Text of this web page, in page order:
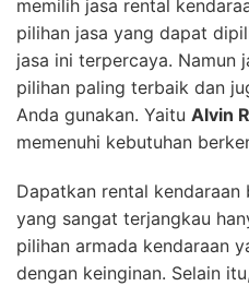
memilih jasa rental
pilihan jasa yang dapat
jasa ini terpercaya. Namun
pilihan paling terbaik dan
Anda gunakan. Yaitu Alvin
memenuhi kebutuhan
Dapatkan rental
yang sangat terjangkau
pilihan armada kendaraan
dengan keinginan. Selain